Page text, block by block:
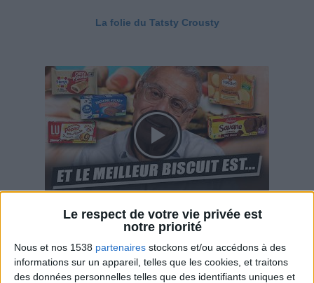
Le respect de votre vie privée est
notre priorité
Nous et nos 1538 partenaires stockons et/ou accédons à des
informations sur un appareil, telles que les cookies, et traitons
des données personnelles telles que des identifiants uniques et
La folie du Tatsty Crousty
Savane, LU, Pepito, Harrys... Que valent vraiment
ces gâteaux ?